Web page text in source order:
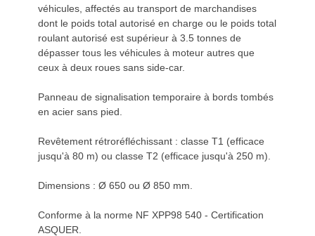
véhicules, affectés au transport de marchandises
dont le poids total autorisé en charge ou le poids total
roulant autorisé est supérieur à 3.5 tonnes de
dépasser tous les véhicules à moteur autres que
ceux à deux roues sans side-car.
Panneau de signalisation temporaire à bords tombés
en acier sans pied.
Revêtement rétroréfléchissant : classe T1 (efficace
jusqu'à 80 m) ou classe T2 (efficace jusqu'à 250 m).
Dimensions : Ø 650 ou Ø 850 mm.
Conforme à la norme NF XPP98 540 - Certification
ASQUER.